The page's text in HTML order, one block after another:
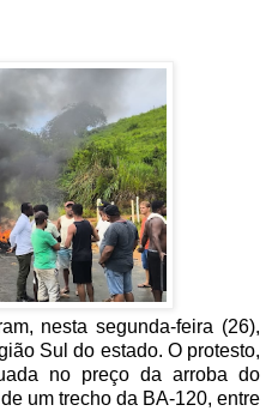
nesta segunda-feira (26),
Sul do estado. O protesto,
no preço da arroba do
um trecho da BA-120, entre